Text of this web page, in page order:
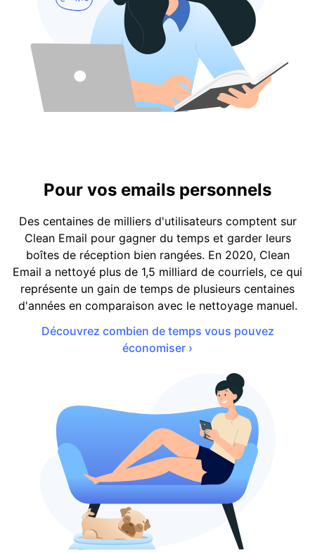
Pour vos emails personnels
Des centaines de milliers d'utilisateurs comptent sur
Clean Email pour gagner du temps et garder leurs
boîtes de réception bien rangées. En 2020, Clean
Email a nettoyé plus de 1,5 milliard de courriels, ce qui
représente un gain de temps de plusieurs centaines
d'années en comparaison avec le nettoyage manuel.
Découvrez combien de temps vous pouvez
économiser ›